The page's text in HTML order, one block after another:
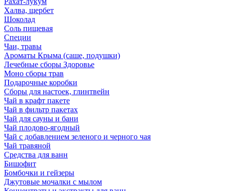
Халва, щербет
Шоколад
Соль пищевая
Специи
Чаи, травы
Ароматы Крыма (саше, подушки)
Лечебные сборы Здоровье
Моно сборы трав
Подарочные коробки
Сборы для настоек, глинтвейн
Чай в крафт пакете
Чай в фильтр пакетах
Чай для сауны и бани
Чай плодово-ягодный
Чай с добавлением зеленого и черного чая
Чай травяной
Средства для ванн
Бишофит
Бомбочки и гейзеры
Джутовые мочалки с мылом